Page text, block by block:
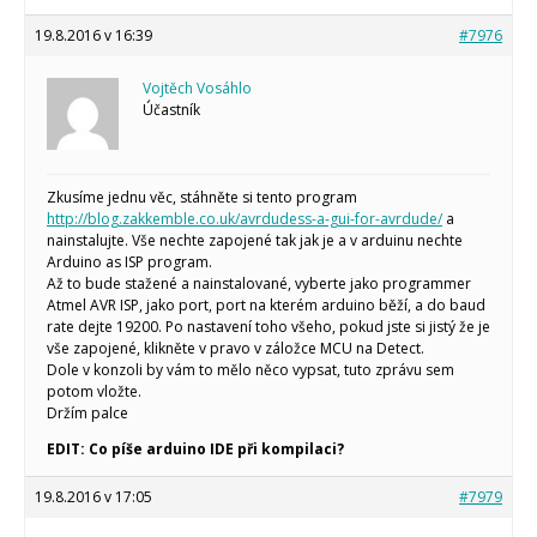
19.8.2016 v 16:39 #7976
Vojtěch Vosáhlo
Účastník
Zkusíme jednu věc, stáhněte si tento program
http://blog.zakkemble.co.uk/avrdudess-a-gui-for-avrdude/a
nainstalujte. Vše nechte zapojené tak jak je a v arduinu nechte
Arduino as ISP program.
Až to bude stažené a nainstalované, vyberte jako programmer
Atmel AVR ISP, jako port, port na kterém arduino běží, a do baud
rate dejte 19200. Po nastavení toho všeho, pokud jste si jistý že je
vše zapojené, klikněte v pravo v záložce MCU na Detect.
Dole v konzoli by vám to mělo něco vypsat, tuto zprávu sem
potom vložte.
Držím palce
EDIT: Co píše arduino IDE při kompilaci?
19.8.2016 v 17:05 #7979